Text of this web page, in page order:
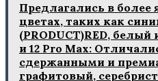
Предлагались в
цветах‚ таких как
(PRODUCT)RED‚
и 12 Pro Max:
сдержанными и
графитовый‚